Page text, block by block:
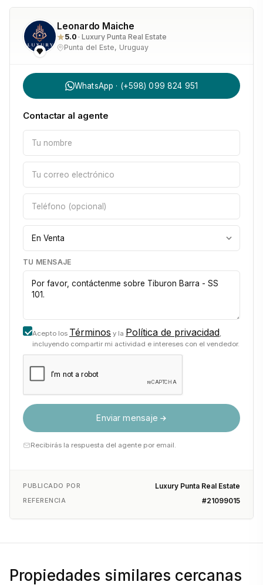
Leonardo Maiche
5.0 · Luxury Punta Real Estate
Punta del Este, Uruguay
WhatsApp · (+598) 099 824 951
Contactar al agente
TU MENSAJE
Acepto los Términos y la Política de privacidad,
incluyendo compartir mi actividad e intereses con el vendedor.
Enviar mensaje
Recibirás la respuesta del agente por email.
PUBLICADO POR Luxury Punta Real Estate
REFERENCIA #21099015
Propiedades similares cercanas